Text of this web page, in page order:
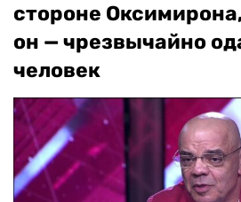
стороне
он — чрезвычайно
человек